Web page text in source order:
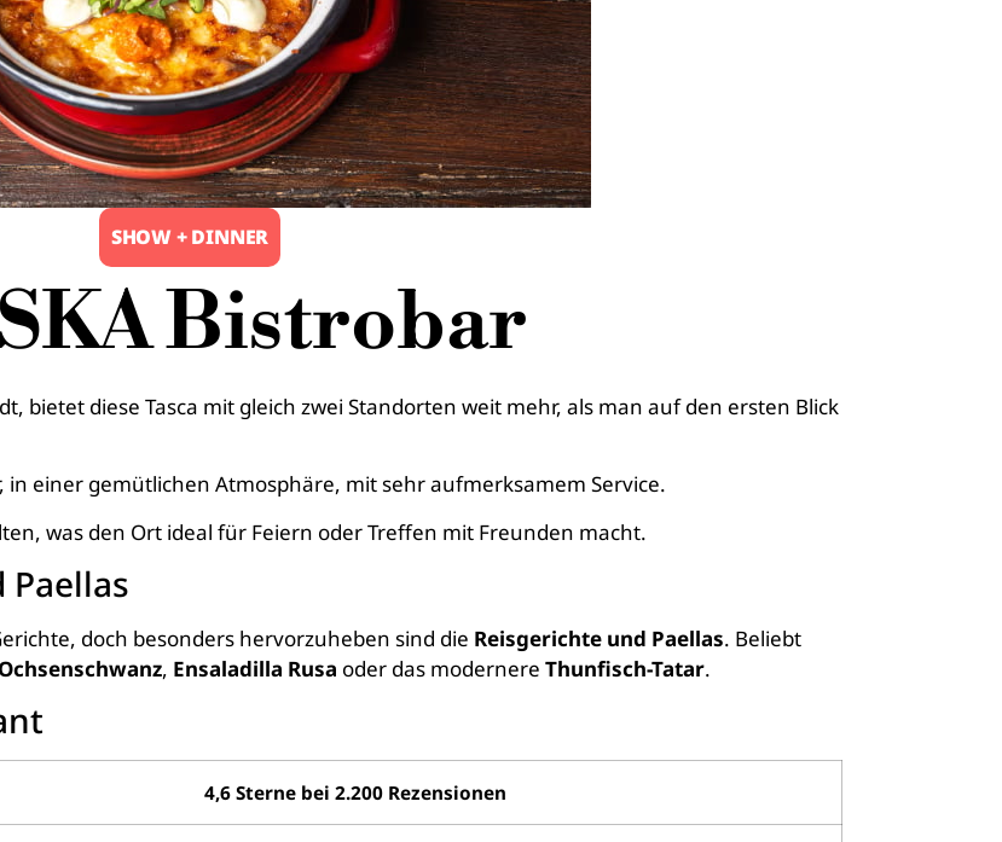
SHOW + DINNER
Bistrobar
bietet diese Tasca mit gleich zwei Standorten weit mehr, als man auf den ersten Blick
einer gemütlichen Atmosphäre, mit sehr aufmerksamem Service.
was den Ort ideal für Feiern oder Treffen mit Freunden macht.
doch besonders hervorzuheben sind die Reisgerichte und Paellas. Beliebt
, Ensaladilla Rusa oder das modernere Thunfisch-Tatar.
4,6 Sterne bei 2.200 Rezensionen